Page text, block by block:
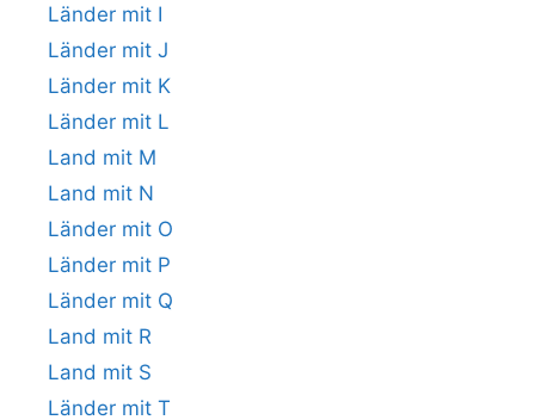
Länder mit I
Länder mit J
Länder mit K
Länder mit L
Land mit M
Land mit N
Länder mit O
Länder mit P
Länder mit Q
Land mit R
Land mit S
Länder mit T